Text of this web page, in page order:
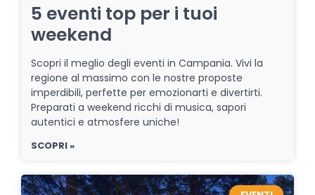
5 eventi top per i tuoi
weekend
Scopri il meglio degli eventi in Campania. Vivi la
regione al massimo con le nostre proposte
imperdibili, perfette per emozionarti e divertirti.
Preparati a weekend ricchi di musica, sapori
autentici e atmosfere uniche!
SCOPRI »